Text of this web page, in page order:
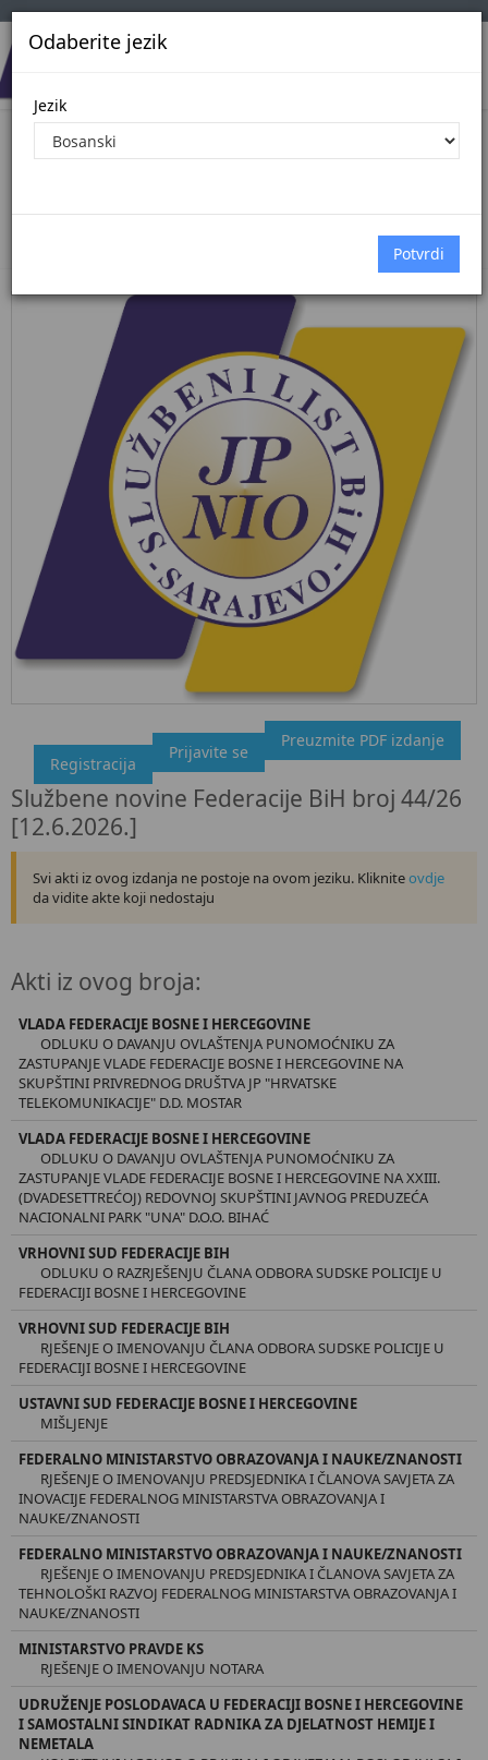
Odaberite jezik
Jezik
Pregled Dokumenata| Broj 44/26
"Službeni glasnik BiH", broj 44/26 12.6.2026.
Ovdje možete preuzeti dokument, kao i obaviti kratki uvid u
sadržaj dokumenta.
Preuzmite PDF izdanje
Prijavite se
Registracija
Službene novine Federacije BiH broj 44/26
[12.6.2026.]
Svi akti iz ovog izdanja ne postoje na ovom jeziku. Klikniteovdje
da vidite akte koji nedostaju
Akti iz ovog broja:
VLADA FEDERACIJE BOSNE I HERCEGOVINE
ODLUKU O DAVANJU OVLAŠTENJA PUNOMOĆNIKU ZA
ZASTUPANJE VLADE FEDERACIJE BOSNE I HERCEGOVINE NA
SKUPŠTINI PRIVREDNOG DRUŠTVA JP "HRVATSKE
TELEKOMUNIKACIJE" D.D. MOSTAR
VLADA FEDERACIJE BOSNE I HERCEGOVINE
ODLUKU O DAVANJU OVLAŠTENJA PUNOMOĆNIKU ZA
ZASTUPANJE VLADE FEDERACIJE BOSNE I HERCEGOVINE NA XXIII.
(DVADESETTREĆOJ) REDOVNOJ SKUPŠTINI JAVNOG PREDUZEĆA
NACIONALNI PARK "UNA" D.O.O. BIHAĆ
VRHOVNI SUD FEDERACIJE BIH
ODLUKU O RAZRJEŠENJU ČLANA ODBORA SUDSKE POLICIJE U
FEDERACIJI BOSNE I HERCEGOVINE
VRHOVNI SUD FEDERACIJE BIH
RJEŠENJE O IMENOVANJU ČLANA ODBORA SUDSKE POLICIJE U
FEDERACIJI BOSNE I HERCEGOVINE
USTAVNI SUD FEDERACIJE BOSNE I HERCEGOVINE
MIŠLJENJE
FEDERALNO MINISTARSTVO OBRAZOVANJA I NAUKE/ZNANOSTI
RJEŠENJE O IMENOVANJU PREDSJEDNIKA I ČLANOVA SAVJETA ZA
INOVACIJE FEDERALNOG MINISTARSTVA OBRAZOVANJA I
NAUKE/ZNANOSTI
FEDERALNO MINISTARSTVO OBRAZOVANJA I NAUKE/ZNANOSTI
RJEŠENJE O IMENOVANJU PREDSJEDNIKA I ČLANOVA SAVJETA ZA
TEHNOLOŠKI RAZVOJ FEDERALNOG MINISTARSTVA OBRAZOVANJA I
NAUKE/ZNANOSTI
MINISTARSTVO PRAVDE KS
RJEŠENJE O IMENOVANJU NOTARA
UDRUŽENJE POSLODAVACA U FEDERACIJI BOSNE I HERCEGOVINE
I SAMOSTALNI SINDIKAT RADNIKA ZA DJELATNOST HEMIJE I
NEMETALA